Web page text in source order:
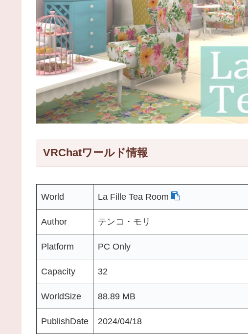
VRChatワールド情報
World La Fille Tea Room
Author テンコ・モリ
Platform PC Only
Capacity 32
WorldSize 88.89 MB
PublishDate 2024/04/18